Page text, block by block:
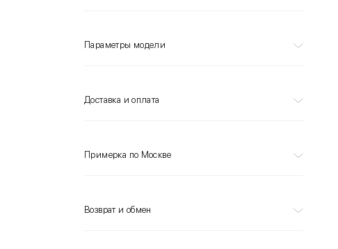
Параметры модели
Доставка и оплата
Примерка по Москве
Возврат и обмен